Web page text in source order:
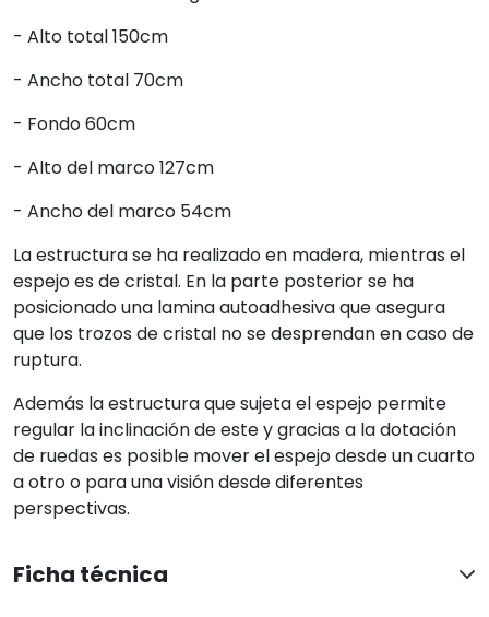
- Alto total 150cm
- Ancho total 70cm
- Fondo 60cm
- Alto del marco 127cm
- Ancho del marco 54cm
La estructura se ha realizado en madera, mientras el
espejo es de cristal. En la parte posterior se ha
posicionado una lamina autoadhesiva que asegura
que los trozos de cristal no se desprendan en caso de
ruptura.
Además la estructura que sujeta el espejo permite
regular la inclinación de este y gracias a la dotación
de ruedas es posible mover el espejo desde un cuarto
a otro o para una visión desde diferentes
perspectivas.
Ficha técnica